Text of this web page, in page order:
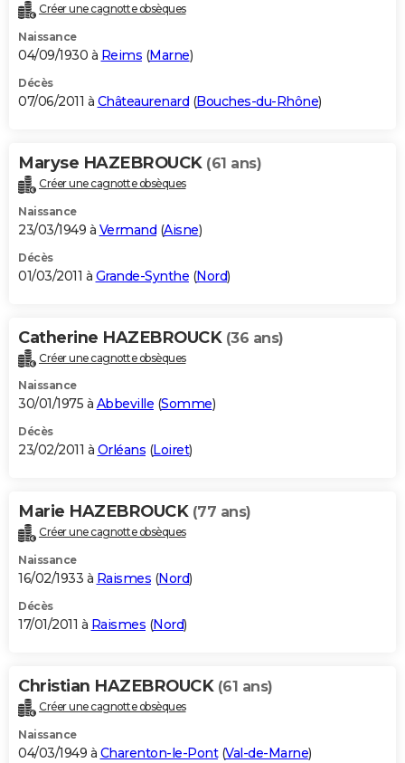
Créer une cagnotte obsèques
Naissance
04/09/1930 à Reims (Marne)
Décès
07/06/2011 à Châteaurenard (Bouches-du-Rhône)
Maryse HAZEBROUCK (61 ans)
Créer une cagnotte obsèques
Naissance
23/03/1949 à Vermand (Aisne)
Décès
01/03/2011 à Grande-Synthe (Nord)
Catherine HAZEBROUCK (36 ans)
Créer une cagnotte obsèques
Naissance
30/01/1975 à Abbeville (Somme)
Décès
23/02/2011 à Orléans (Loiret)
Marie HAZEBROUCK (77 ans)
Créer une cagnotte obsèques
Naissance
16/02/1933 à Raismes (Nord)
Décès
17/01/2011 à Raismes (Nord)
Christian HAZEBROUCK (61 ans)
Créer une cagnotte obsèques
Naissance
04/03/1949 à Charenton-le-Pont(Val-de-Marne)